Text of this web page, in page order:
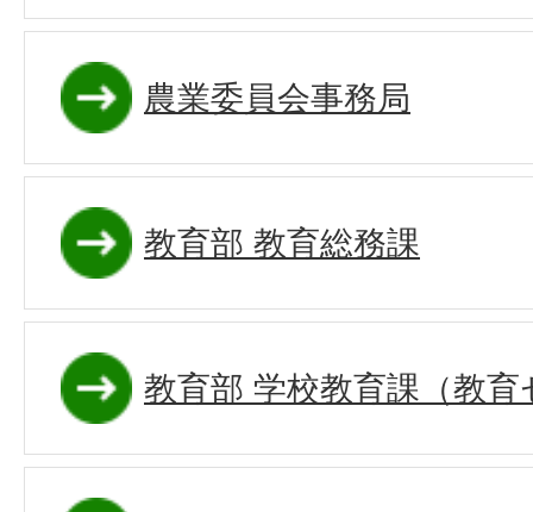
農業委員会事務局
教育部 教育総務課
教育部 学校教育課（教